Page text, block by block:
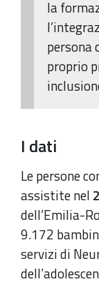
la
persona
proprio
I dati
Le persone
assistite nel
dell’Emilia-
9.172
servizi di